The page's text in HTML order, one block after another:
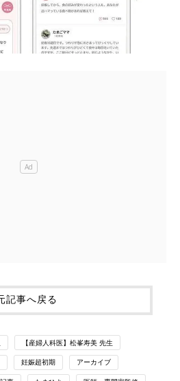
記事へ戻る
【産婦人科医】松峯寿美 先生
妊娠超初期 アーカイブ